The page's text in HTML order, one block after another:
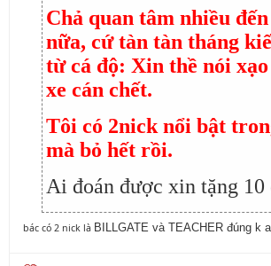
Chả quan tâm nhiều
nữa, cứ tàn tàn tháng
từ cá độ: Xin thề nói
xe cán chết.
Tôi có 2nick nổi bật
mà bỏ hết rồi.
Ai đoán được xin tặng 10
bác có 2 nick là BILLGATE và TEACHER đúng k